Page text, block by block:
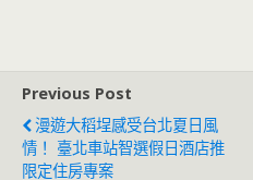
Previous Post
漫遊大稻埕感受台北夏日風
情！ 臺北車站智選假日酒店推
限定住房專案